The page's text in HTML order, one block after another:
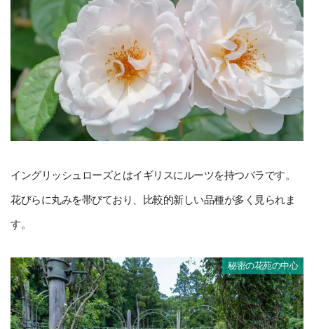
イングリッシュローズとはイギリスにルーツを持つバラです。
花びらに丸みを帯びており、比較的新しい品種が多く見られま
す。
秘密の花苑の中心